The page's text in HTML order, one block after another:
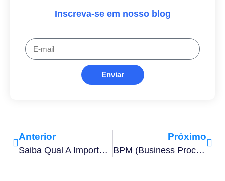
Inscreva-se em nosso blog
Enviar
Anterior
Saiba Qual A Importância Da Criptografia De Dados Na Proteção Da Privacidade Do Usuário
Próximo
BPM (Business Process Management): O Que É, Qual É A Sua Importância E Como Implementar